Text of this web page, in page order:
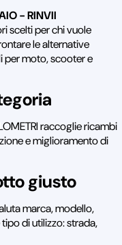
- RINVII
scelti per chi vuole
le alternative
per moto, scooter e
raccoglie ricambi
e miglioramento di
giusto
marca, modello,
di utilizzo: strada,